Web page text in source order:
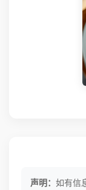
声明： 如有信